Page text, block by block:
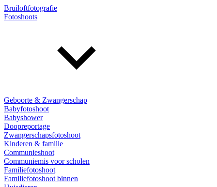
Bruiloftfotografie
Fotoshoots
Geboorte & Zwangerschap
Babyfotoshoot
Babyshower
Doopreportage
Zwangerschapsfotoshoot
Kinderen & familie
Communieshoot
Communiemis voor scholen
Familiefotoshoot
Familiefotoshoot binnen